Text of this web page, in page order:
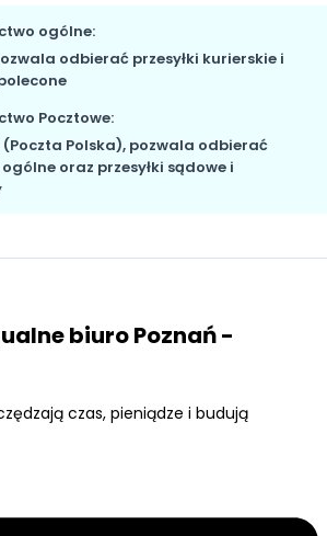
ogólne:
odbierać przesyłki kurierskie i
Pocztowe:
(Poczta Polska), pozwala odbierać
oraz przesyłki sądowe i
biuro Poznań -
czas, pieniądze i budują